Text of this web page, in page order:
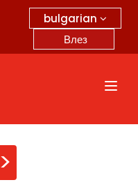
bulgarian
Влез
>